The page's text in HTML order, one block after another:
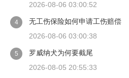
2026-08-06 03:00:52
4
无工伤保险如何申请工伤赔偿
2026-08-06 03:00:38
5
罗威纳犬为何要截尾
2026-08-05 20:55:33